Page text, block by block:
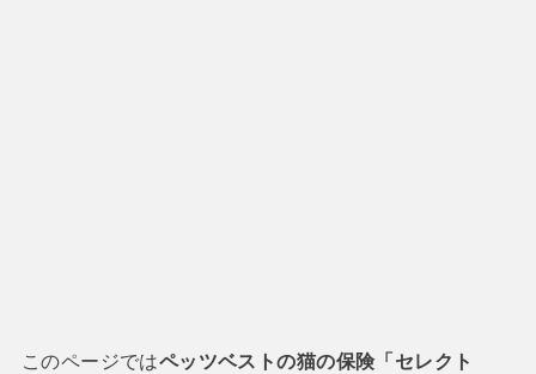
このページではペッツベストの猫の保険「セレクト